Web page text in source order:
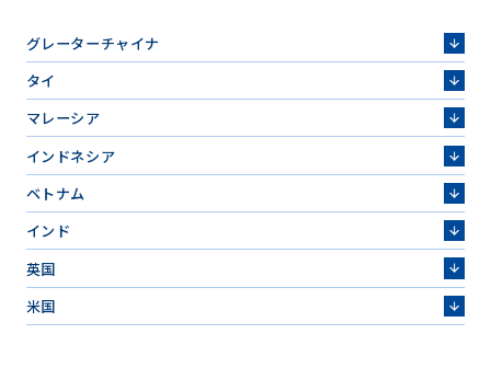
グレーターチャイナ
タイ
マレーシア
インドネシア
ベトナム
インド
英国
米国